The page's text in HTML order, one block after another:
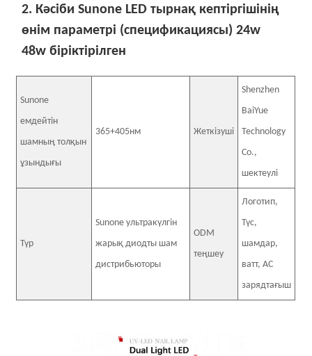
2. Кәсіби Sunone LED тырнақ кептіргішінің
өнім параметрі (спецификациясы) 24w
48w біріктірілген
Sunone
емдейтін
шамның толқын
ұзындығы
365+405нм Жеткізуші
Shenzhen
BaiYue
Technology
Co.,
шектеулі
Түр
Sunone ультракүлгін
жарық диодты шам
дистрибьюторы
ODM
теңшеу
Логотип,
Түс,
шамдар,
ватт, AC
зарядтағыш